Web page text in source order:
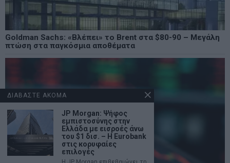
Goldman Sachs: «Βλέπει» το Brent στα $80-90 – Μεγάλη
πτώση στα παγκόσμια αποθέματα
ΔΙΑΒΑΣΤΕ ΑΚΟΜΑ
JP Morgan: Ψήφος
εμπιστοσύνης στην
Ελλάδα με εισροές άνω
του $1 δισ. – Η Eurobank
στις κορυφαίες
επιλογές